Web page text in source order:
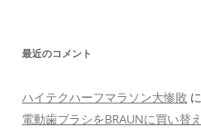
最近のコメント
ハイテクハーフマラソン大惨敗 に
電動歯ブラシをBRAUNに買い替え